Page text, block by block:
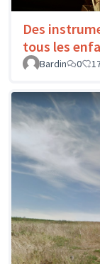
Des
tous les
Bardin
0